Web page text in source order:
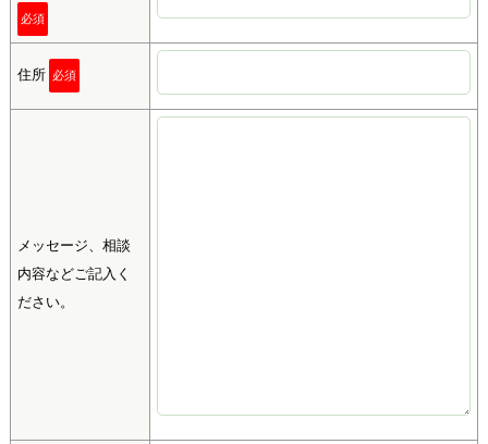
必須
住所 必須
メッセージ、相談
内容などご記入く
ださい。